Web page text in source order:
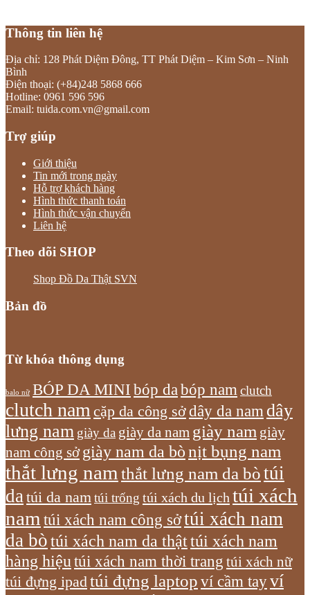
Thông tin liên hệ
Địa chỉ: 128 Phát Diệm Đông, TT Phát Diệm – Kim Sơn – Ninh
Bình
Điện thoại: (+84)248 5868 666
Hotline: 0961 596 596
Email: tuida.com.vn@gmail.com
Trợ giúp
Giới thiệu
Tin mới trong ngày
Hỗ trợ khách hàng
Hình thức thanh toán
Hình thức vận chuyển
Liên hệ
Theo dõi SHOP
Shop Đồ Da Thật SVN
Bản đồ
Từ khóa thông dụng
balo nữ BÓP DA MINI bóp dabóp nam clutch
clutch nam cặp da công sởdây da nam dây
lưng nam giày da giày da nam giày nam giày
nam công sở giày nam da bònịt bụng nam
thắt lưng nam thắt lưng nam da bòtúi
datúi da namtúi trống túi xách du lịch túi xách
nam túi xách nam công sởtúi xách nam
da bòtúi xách nam da thậttúi xách nam
hàng hiệu túi xách nam thời trang túi xách nữ
túi đựng ipadtúi đựng laptop ví cầm tayví